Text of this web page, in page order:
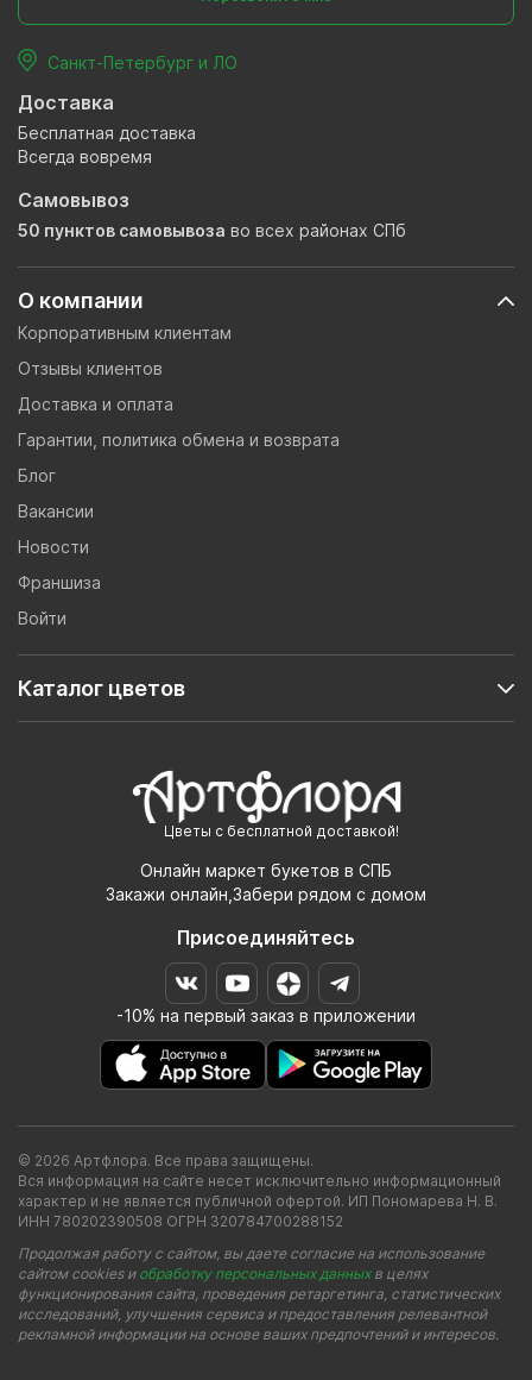
Цветы с бесплатной доставкой!
Онлайн маркет букетов в СПБ
Закажи онлайн,Забери рядом с домом
Присоединяйтесь
-10% на первый заказ в приложении
О компании
Корпоративным клиентам
Отзывы клиентов
Доставка и оплата
Гарантии, политика обмена и возврата
Блог
Вакансии
Новости
Франшиза
Войти
Каталог цветов
Санкт-Петербург и ЛО
Доставка
Бесплатная доставка
Всегда вовремя
Самовывоз
50 пунктов самовывоза во всех районах СПб
© 2026 Артфлора. Все права защищены.
Вся информация на сайте несет исключительно информационный
характер и не является публичной офертой. ИП Пономарева Н. В.
ИНН 780202390508 ОГРН 320784700288152
Продолжая работу с сайтом, вы даете согласие на использование
сайтом cookies и обработку персональных данныхв целях
функционирования сайта, проведения ретаргетинга, статистических
исследований, улучшения сервиса и предоставления релевантной
рекламной информации на основе ваших предпочтений и интересов.